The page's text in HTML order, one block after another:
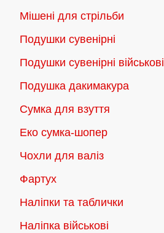
Мішені для стрільби
Подушки сувенірні
Подушки сувенірні військові
Подушка дакимакура
Сумка для взуття
Еко сумка-шопер
Чохли для валіз
Фартух
Наліпки та таблички
Наліпка військові